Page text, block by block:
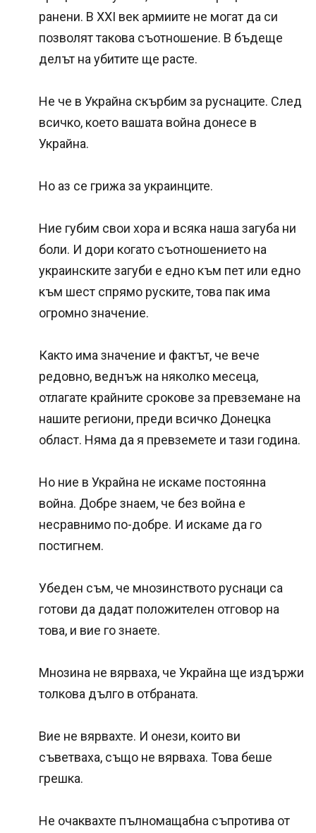
ранени. В XXI век армиите не могат да си
позволят такова съотношение. В бъдеще
делът на убитите ще расте.
Не че в Украйна скърбим за руснаците. След
всичко, което вашата война донесе в
Украйна.
Но аз се грижа за украинците.
Ние губим свои хора и всяка наша загуба ни
боли. И дори когато съотношението на
украинските загуби е едно към пет или едно
към шест спрямо руските, това пак има
огромно значение.
Както има значение и фактът, че вече
редовно, веднъж на няколко месеца,
отлагате крайните срокове за превземане на
нашите региони, преди всичко Донецка
област. Няма да я превземете и тази година.
Но ние в Украйна не искаме постоянна
война. Добре знаем, че без война е
несравнимо по-добре. И искаме да го
постигнем.
Убеден съм, че мнозинството руснаци са
готови да дадат положителен отговор на
това, и вие го знаете.
Мнозина не вярваха, че Украйна ще издържи
толкова дълго в отбраната.
Вие не вярвахте. И онези, които ви
съветваха, също не вярваха. Това беше
грешка.
Не очаквахте пълномащабна съпротива от